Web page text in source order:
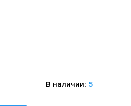
В наличии: 5